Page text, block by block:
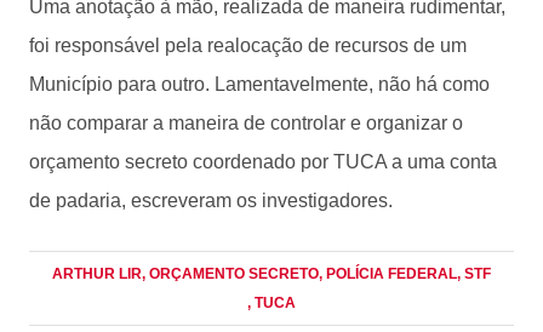
Uma anotação à mão, realizada de maneira rudimentar,
foi responsável pela realocação de recursos de um
Município para outro. Lamentavelmente, não há como
não comparar a maneira de controlar e organizar o
orçamento secreto coordenado por TUCA a uma conta
de padaria, escreveram os investigadores.
ARTHUR LIR, ORÇAMENTO SECRETO, POLÍCIA FEDERAL, STF
, TUCA